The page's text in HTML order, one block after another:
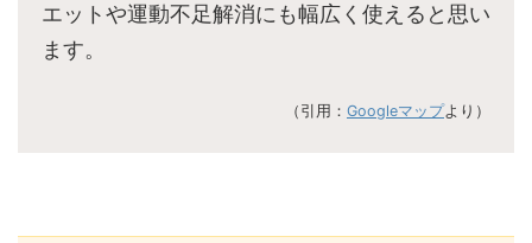
エットや運動不足解消にも幅広く使えると思い
ます。
（引用： Googleマップより）